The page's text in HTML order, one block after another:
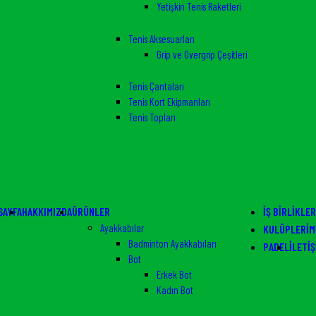
Yetişkin Tenis Raketleri
Tenis Aksesuarları
Grip ve Overgrip Çeşitleri
Tenis Çantaları
Tenis Kort Ekipmanları
Tenis Topları
HAKKIMIZDAÜRÜNLER
Ayakkabılar
Badminton Ayakkabıları
Bot
Erkek Bot
Kadın Bot
İŞ
PADEL